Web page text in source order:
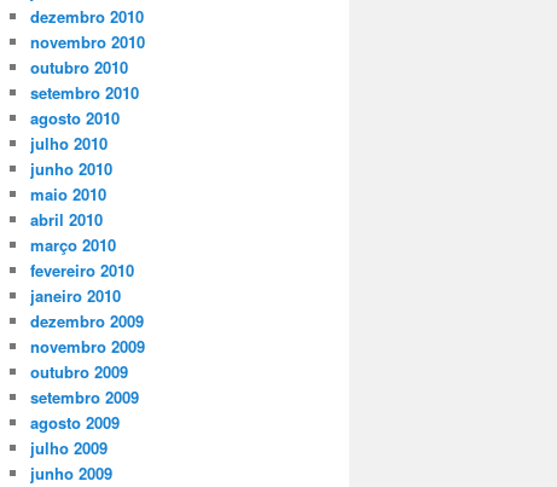
dezembro 2010
novembro 2010
outubro 2010
setembro 2010
agosto 2010
julho 2010
junho 2010
maio 2010
abril 2010
março 2010
fevereiro 2010
janeiro 2010
dezembro 2009
novembro 2009
outubro 2009
setembro 2009
agosto 2009
julho 2009
junho 2009